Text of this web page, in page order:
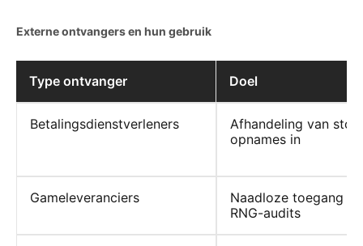
Externe ontvangers en hun gebruik
Type ontvanger Doel
Betalingsdienstverleners
Afhandeling van
opnames in
Gameleveranciers
Naadloze toegang
RNG-audits